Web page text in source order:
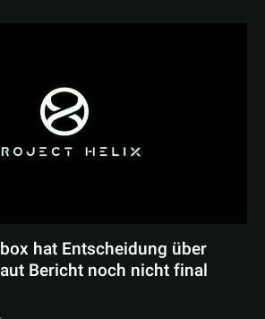
hat Entscheidung über
Bericht noch nicht final